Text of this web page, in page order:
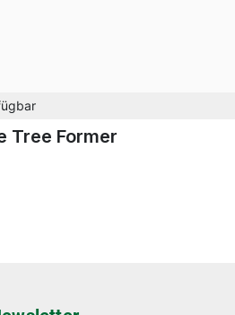
Tree Former